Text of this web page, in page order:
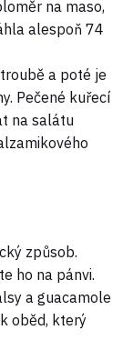
na maso,
alespoň 74
a poté je
Pečené kuřecí
na salátu
způsob.
ho na pánvi.
a guacamole
oběd, který